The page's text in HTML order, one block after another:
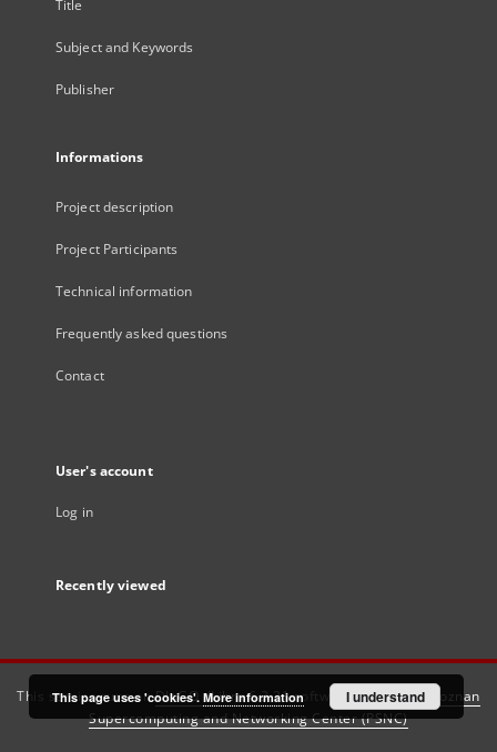
Title
Subject and Keywords
Publisher
Informations
Project description
Project Participants
Technical information
Frequently asked questions
Contact
User's account
Log in
Recently viewed
This service runs onDInGO dLibra 6.3.21software created by
Poznan
Supercomputing and Networking Center (PSNC)
This page uses 'cookies'. More information I understand